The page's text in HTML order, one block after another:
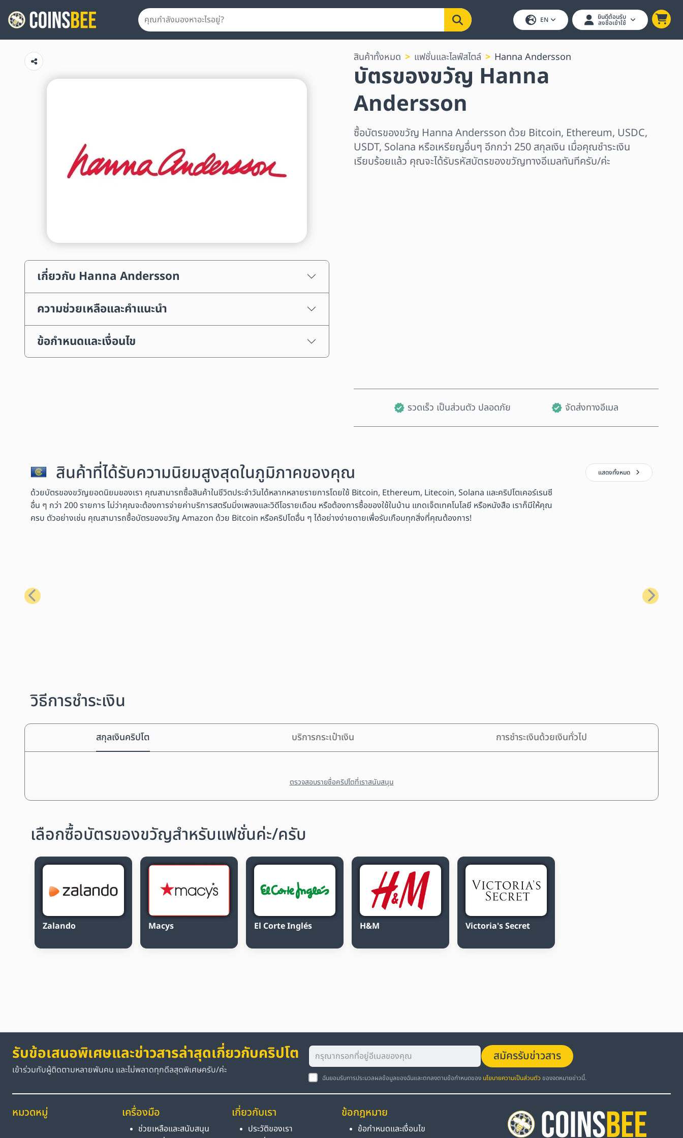
EN ยินดีต้อนรับ
ลงชื่อเข้าใช้
เกี่ยวกับ Hanna Andersson
ความช่วยเหลือและคำแนะนำ
ข้อกำหนดและเงื่อนไข
สินค้าทั้งหมด แฟชั่นและไลฟ์สไตล์ Hanna Andersson
บัตรของขวัญ Hanna
Andersson
ซื้อบัตรของขวัญ Hanna Andersson ด้วย Bitcoin, Ethereum, USDC,
USDT, Solana หรือเหรียญอื่นๆ อีกกว่า 250 สกุลเงิน เมื่อคุณชำระเงิน
เรียบร้อยแล้ว คุณจะได้รับรหัสบัตรของขวัญทางอีเมลทันทีครับ/ค่ะ
รวดเร็ว เป็นส่วนตัว ปลอดภัย จัดส่งทางอีเมล
สินค้าที่ได้รับความนิยมสูงสุดในภูมิภาคของคุณ
ด้วยบัตรของขวัญยอดนิยมของเรา คุณสามารถซื้อสินค้าในชีวิตประจำวันได้หลากหลายรายการโดยใช้ Bitcoin, Ethereum, Litecoin, Solana และคริปโตเคอร์เรนซี
อื่น ๆ กว่า 200 รายการ ไม่ว่าคุณจะต้องการจ่ายค่าบริการสตรีมมิ่งเพลงและวิดีโอรายเดือน หรือต้องการซื้อของใช้ในบ้าน แกดเจ็ตเทคโนโลยี หรือหนังสือ เราก็มีให้คุณ
ครบ ตัวอย่างเช่น คุณสามารถซื้อบัตรของขวัญ Amazon ด้วย Bitcoin หรือคริปโตอื่น ๆ ได้อย่างง่ายดายเพื่อรับเกือบทุกสิ่งที่คุณต้องการ!
แสดงทั้งหมด
ก่อนหน้า ถัดไป
วิธีการชำระเงิน
สกุลเงินคริปโต บริการกระเป๋าเงิน การชำระเงินด้วยเงินทั่วไป
ตรวจสอบรายชื่อคริปโตที่เราสนับสนุน
เลือกซื้อบัตรของขวัญสำหรับแฟชั่นค่ะ/ครับ
Zalando Macys El Corte Inglés H&M Victoria's Secret
รับข้อเสนอพิเศษและข่าวสารล่าสุดเกี่ยวกับคริปโต
เข้าร่วมกับผู้ติดตามหลายพันคน และไม่พลาดทุกดีลสุดพิเศษครับ/ค่ะ
สมัครรับข่าวสาร
ฉันยอมรับการประมวลผลข้อมูลของฉันและตกลงตามข้อกำหนดของ นโยบายความเป็นส่วนตัว ของจดหมายข่าวนี้.
หมวดหมู่ เครื่องมือ
ช่วยเหลือและสนับสนุน
เกี่ยวกับเรา
ประวัติของเรา
ข้อกฎหมาย
ข้อกำหนดและเงื่อนไข